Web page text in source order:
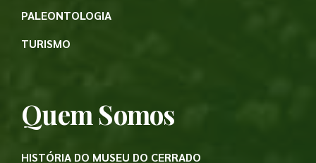
PALEONTOLOGIA
TURISMO
Quem Somos
HISTÓRIA DO MUSEU DO CERRADO